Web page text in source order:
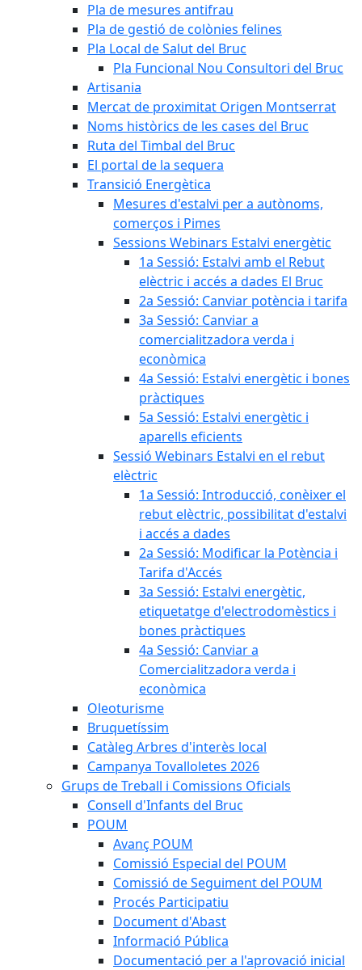
Pla de mesures antifrau
Pla de gestió de colònies felines
Pla Local de Salut del Bruc
Pla Funcional Nou Consultori del Bruc
Artisania
Mercat de proximitat Origen Montserrat
Noms històrics de les cases del Bruc
Ruta del Timbal del Bruc
El portal de la sequera
Transició Energètica
Mesures d'estalvi per a autònoms,
comerços i Pimes
Sessions Webinars Estalvi energètic
1a Sessió: Estalvi amb el Rebut
elèctric i accés a dades El Bruc
2a Sessió: Canviar potència i tarifa
3a Sessió: Canviar a
comercialitzadora verda i
econòmica
4a Sessió: Estalvi energètic i bones
pràctiques
5a Sessió: Estalvi energètic i
aparells eficients
Sessió Webinars Estalvi en el rebut
elèctric
1a Sessió: Introducció, conèixer el
rebut elèctric, possibilitat d'estalvi
i accés a dades
2a Sessió: Modificar la Potència i
Tarifa d'Accés
3a Sessió: Estalvi energètic,
etiquetatge d'electrodomèstics i
bones pràctiques
4a Sessió: Canviar a
Comercialitzadora verda i
econòmica
Oleoturisme
Bruquetíssim
Catàleg Arbres d'interès local
Campanya Tovalloletes 2026
Grups de Treball i Comissions Oficials
Consell d'Infants del Bruc
POUM
Avanç POUM
Comissió Especial del POUM
Comissió de Seguiment del POUM
Procés Participatiu
Document d'Abast
Informació Pública
Documentació per a l'aprovació inicial